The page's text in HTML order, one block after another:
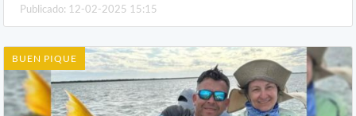
Publicado: 12-02-2025 15:15
BUEN PIQUE